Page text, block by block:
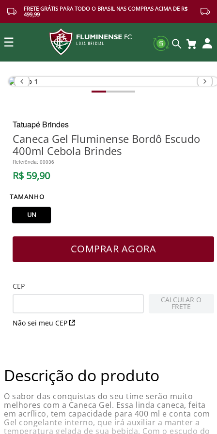
FRETE GRÁTIS PARA TODO O BRASIL NAS COMPRAS ACIMA DE R$
499,99
☰
Buscar
Tatuapé Brindes
Caneca Gel Fluminense Bordô Escudo
400ml Cebola Brindes
Referência: 00036
R$ 59,90
TAMANHO
UN
COMPRAR AGORA
CEP
Não sei meu CEP
CALCULAR O
FRETE
Descrição do produto
O sabor das conquistas do seu time serão muito
melhores com a Caneca Gel. Essa linda caneca, feita
em acrílico, tem capacidade para 400 ml e conta com
Gel congelante interno, que irá auxiliar a manter a
temperatura gelada de sua bebida. Com o escudo do